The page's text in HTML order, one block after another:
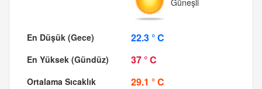
22.3 ° C
37 ° C
29.1 ° C